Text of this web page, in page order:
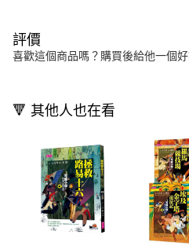
評價
喜歡這個商品嗎？購買後給他一個
🔻 其他人也在看